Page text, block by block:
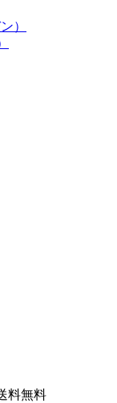
）
料無料